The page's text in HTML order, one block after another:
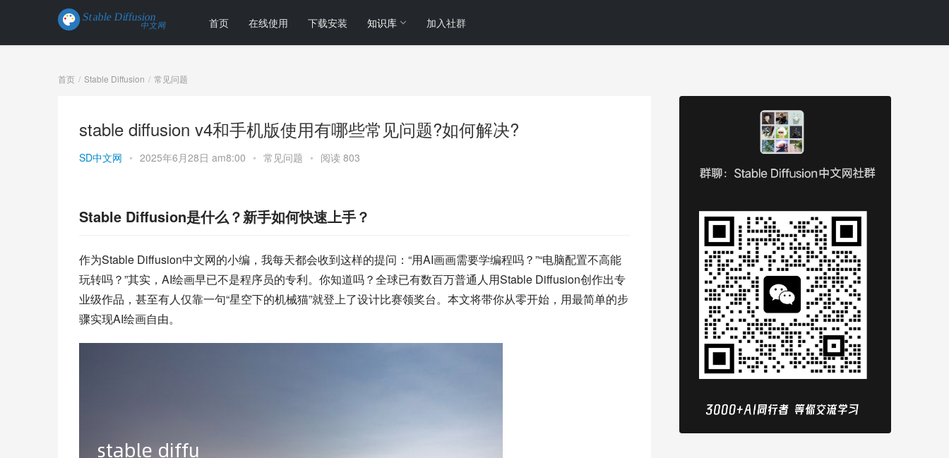
首页 在线使用 下载安装 知识库 加入社群
首页 Stable Diffusion 常见问题
stable diffusion v4和手机版使用有哪些常见问题?如何解决?
SD中文网 • 2025年6月28日 am8:00 • 常见问题 • 阅读 803
Stable Diffusion是什么？新手如何快速上手？
作为Stable Diffusion中文网的小编，我每天都会收到这样的提问：“用AI画画需要学编程吗？”“电脑配置不高能
玩转吗？”其实，AI绘画早已不是程序员的专利。你知道吗？全球已有数百万普通人用Stable Diffusion创作出专
业级作品，甚至有人仅靠一句“星空下的机械猫”就登上了设计比赛领奖台。本文将带你从零开始，用最简单的步
骤实现AI绘画自由。